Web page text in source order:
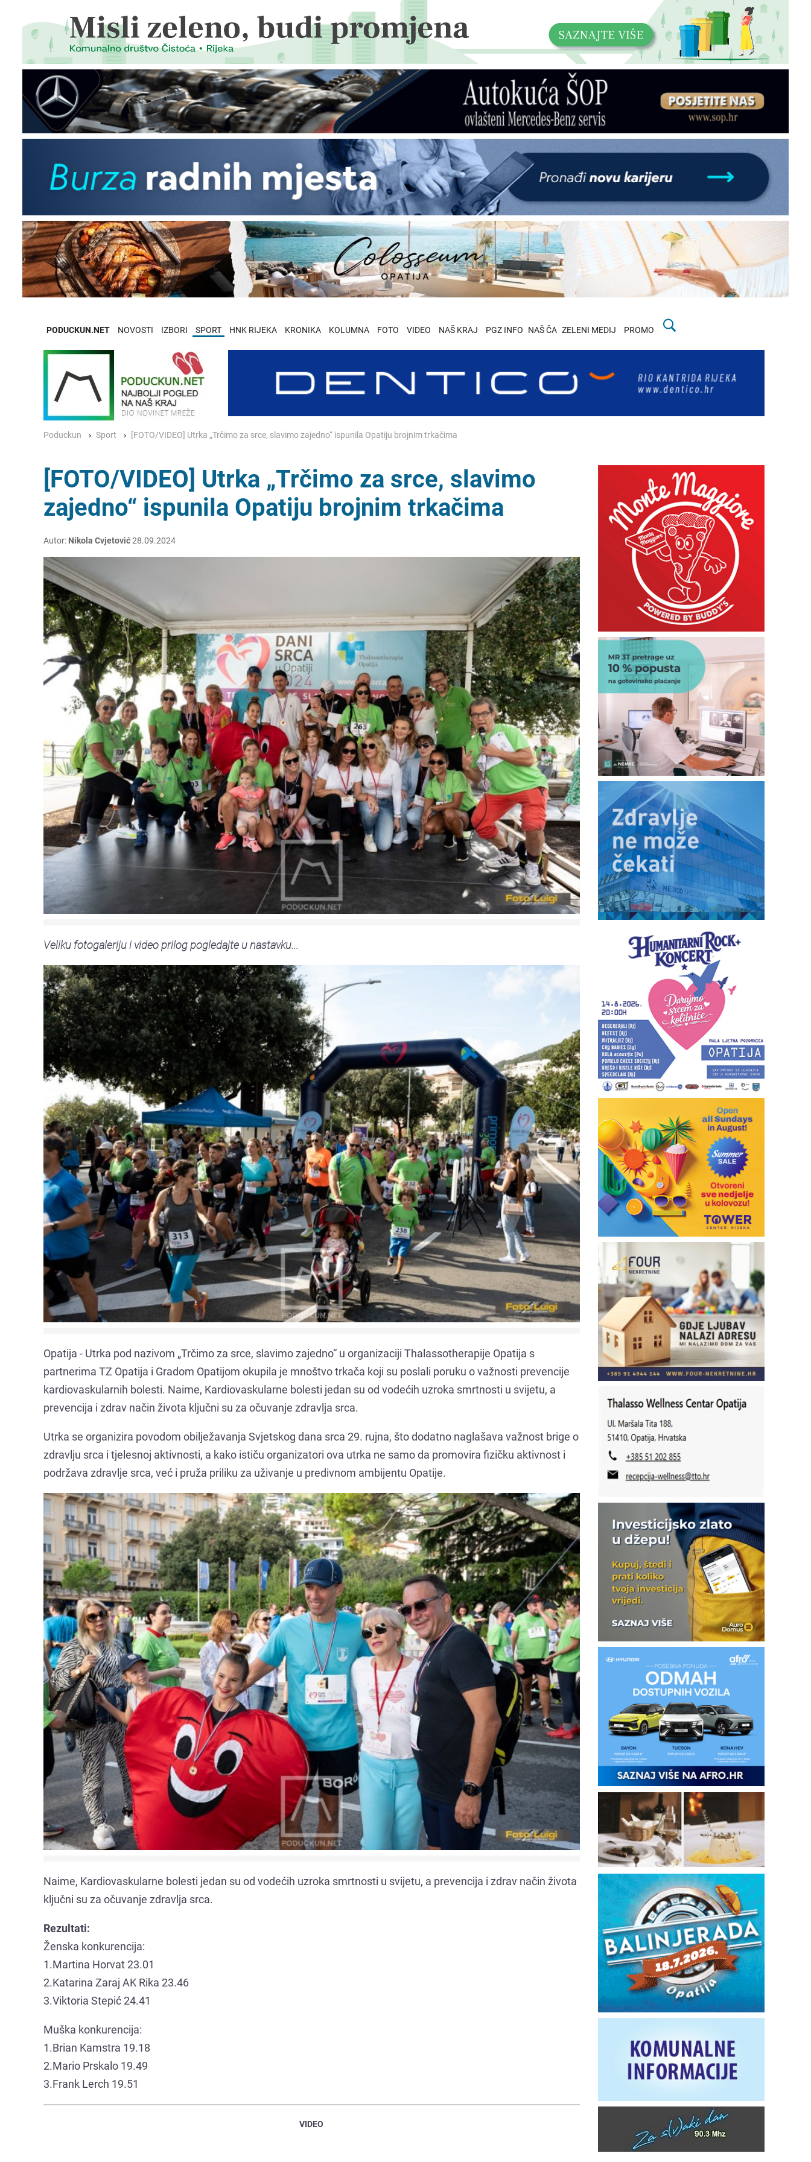
PODUCKUN.NET NOVOSTI IZBORI SPORT HNK RIJEKA KRONIKA KOLUMNA FOTO VIDEO NAŠ KRAJ PGZ INFO NAŠ ČA ZELENI MEDIJ PROMO
Poduckun Sport [FOTO/VIDEO] Utrka „Trčimo za srce, slavimo zajedno“ ispunila Opatiju brojnim trkačima
[FOTO/VIDEO] Utrka „Trčimo za srce, slavimo
zajedno“ ispunila Opatiju brojnim trkačima
Autor: Nikola Cvjetović28.09.2024
Veliku fotogaleriju i video prilog pogledajte u nastavku...
Opatija - Utrka pod nazivom „Trčimo za srce, slavimo zajedno“ u organizaciji Thalassotherapije Opatija s
partnerima TZ Opatija i Gradom Opatijom okupila je mnoštvo trkača koji su poslali poruku o važnosti prevencije
kardiovaskularnih bolesti. Naime, Kardiovaskularne bolesti jedan su od vodećih uzroka smrtnosti u svijetu, a
prevencija i zdrav način života ključni su za očuvanje zdravlja srca.
Utrka se organizira povodom obilježavanja Svjetskog dana srca 29. rujna, što dodatno naglašava važnost brige o
zdravlju srca i tjelesnoj aktivnosti, a kako ističu organizatori ova utrka ne samo da promovira fizičku aktivnost i
podržava zdravlje srca, već i pruža priliku za uživanje u predivnom ambijentu Opatije.
Naime, Kardiovaskularne bolesti jedan su od vodećih uzroka smrtnosti u svijetu, a prevencija i zdrav način života
ključni su za očuvanje zdravlja srca.
Rezultati:
Ženska konkurencija:
1.Martina Horvat 23.01
2.Katarina Zaraj AK Rika 23.46
3.Viktoria Stepić 24.41
Muška konkurencija:
1.Brian Kamstra 19.18
2.Mario Prskalo 19.49
3.Frank Lerch 19.51
VIDEO